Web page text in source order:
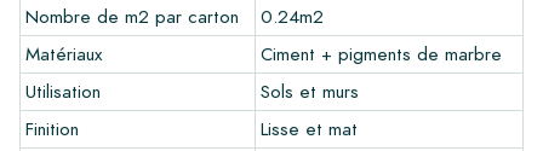
La période de garantie est toujours d'un an après la livraison.
La garantie couvre uniquement les défauts de fabrication et
en cas d'utilisation de nos produits de pose et d'entretien
Lithofin. Aucune réclamation ne peut être faite pour les
carreaux déjà installés.
Nombre de m2 par carton
0.24m2
Matériaux
Ciment + pigments de marbre
Utilisation
Sols et murs
Finition
Lisse et mat